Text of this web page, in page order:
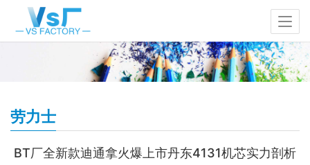
劳力士
BT厂全新款迪通拿火爆上市丹东4131机芯实力剖析​